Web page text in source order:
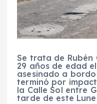
Se trata de Rubén
29 años de edad
asesinado a
terminó por
la Calle Sol entre
tarde de este